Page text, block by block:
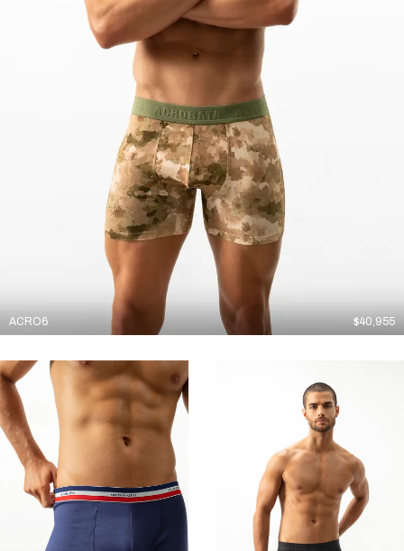
ACRO6 $40,955